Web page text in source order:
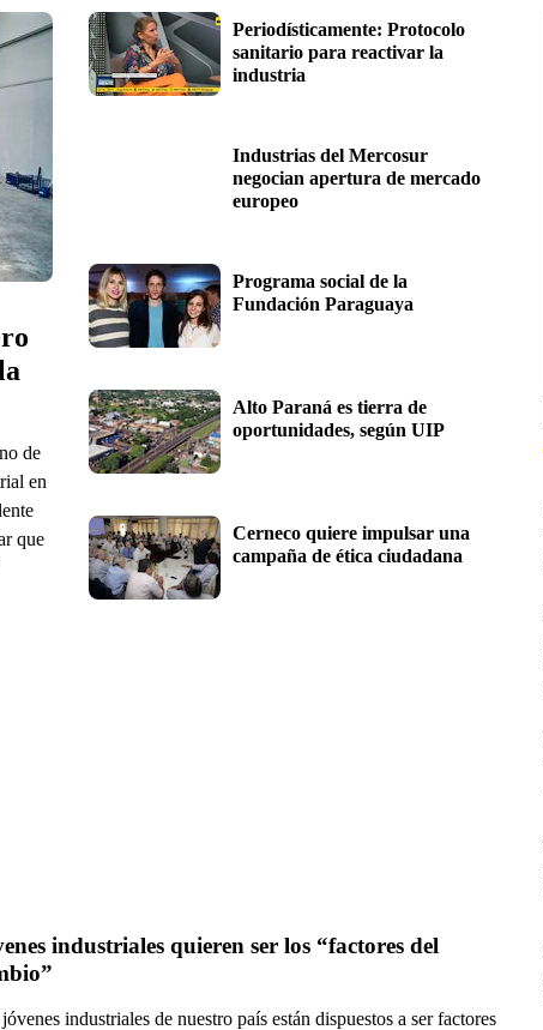
de
en
que
Periodísticamente: Protocolo
sanitario para reactivar la
industria
Industrias del Mercosur
negocian apertura de mercado
europeo
Programa social de la
Fundación Paraguaya
Alto Paraná es tierra de
oportunidades, según UIP
Cerneco quiere impulsar una
campaña de ética ciudadana
industriales quieren ser los “factores del
industriales de nuestro país están dispuestos a ser factores